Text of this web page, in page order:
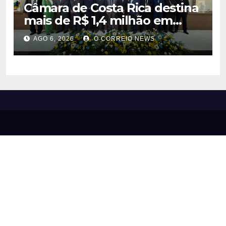
Câmara de Costa Rica destina
mais de R$ 1,4 milhão em
emendas para investimentos
em diversas áreas
AGO 6, 2026 O CORREIO NEWS